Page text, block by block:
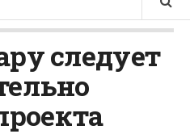
следует